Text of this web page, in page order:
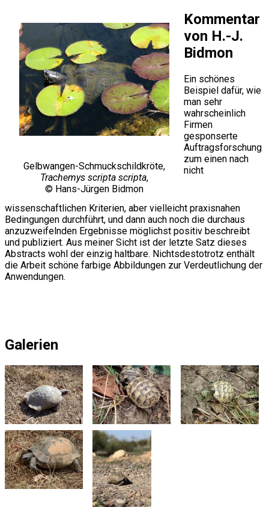
Gelbwangen-Schmuckschildkröte,
Trachemys scripta scripta,
© Hans-Jürgen Bidmon
Kommentar
von H.-J.
Bidmon
Ein schönes
Beispiel dafür, wie
man sehr
wahrscheinlich
Firmen
gesponserte
Auftragsforschung
zum einen nach
nicht
wissenschaftlichen Kriterien, aber vielleicht praxisnahen
Bedingungen durchführt, und dann auch noch die durchaus
anzuzweifelnden Ergebnisse möglichst positiv beschreibt
und publiziert. Aus meiner Sicht ist der letzte Satz dieses
Abstracts wohl der einzig haltbare. Nichtsdestotrotz enthält
die Arbeit schöne farbige Abbildungen zur Verdeutlichung der
Anwendungen.
Galerien